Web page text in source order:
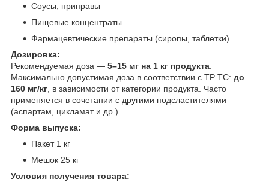
Соусы, приправы
Пищевые концентраты
Фармацевтические препараты (сиропы, таблетки)
Дозировка:
Рекомендуемая доза — 5–15 мг на 1 кг продукта
Максимально допустимая доза в соответствии с ТР ТС: до
160 мг/кг , в зависимости от категории продукта. Часто
применяется в сочетании с другими подсластителями
(аспартам, цикламат и др.).
Форма выпуска:
Пакет 1 кг
Мешок 25 кг
Условия получения товара: